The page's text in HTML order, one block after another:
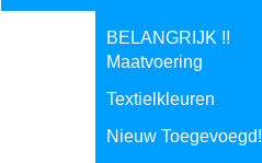
BELANGRIJK !!
Maatvoering
Textielkleuren
Nieuw Toegevoegd!